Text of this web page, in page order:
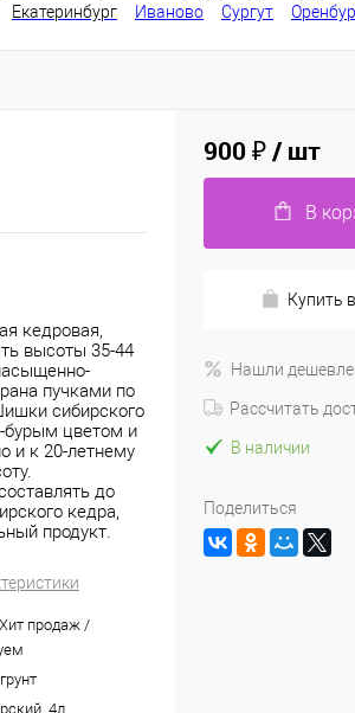
Екатеринбург Иваново Сургут
кедровая,
высоты 35-44
пучками по
сибирского
бурым цветом и
и к 20-летнему
до
кедра,
продукт.
продаж /
900 ₽/ шт
В
Купить
Нашли дешевле
Рассчитать
В наличии
Поделиться